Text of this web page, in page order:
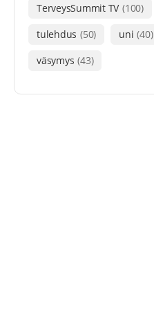
TerveysSummit TV (100)
tulehdus (50) uni (40)
väsymys (43)